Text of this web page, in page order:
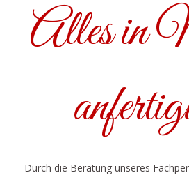
Alles
Durch die Beratung unseres